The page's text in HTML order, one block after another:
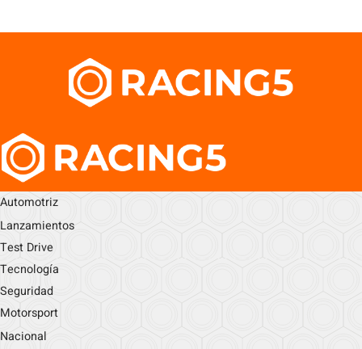
Automotriz
Lanzamientos
Test Drive
Tecnología
Seguridad
Motorsport
Nacional